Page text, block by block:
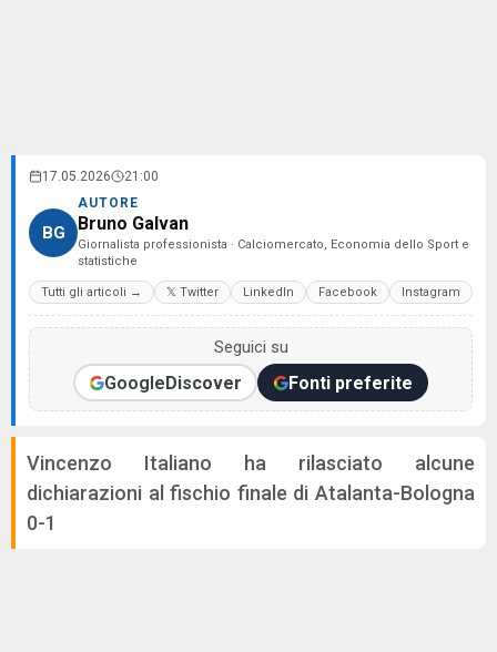
17.05.2026 21:00
BG
AUTORE
Bruno Galvan
Giornalista professionista · Calciomercato, Economia dello Sport e
statistiche
Tutti gli articoli → 𝕏 Twitter LinkedIn Facebook Instagram
Seguici su
GoogleDiscover Fonti preferite
Vincenzo Italiano ha rilasciato alcune
dichiarazioni al fischio finale di Atalanta-Bologna
0-1